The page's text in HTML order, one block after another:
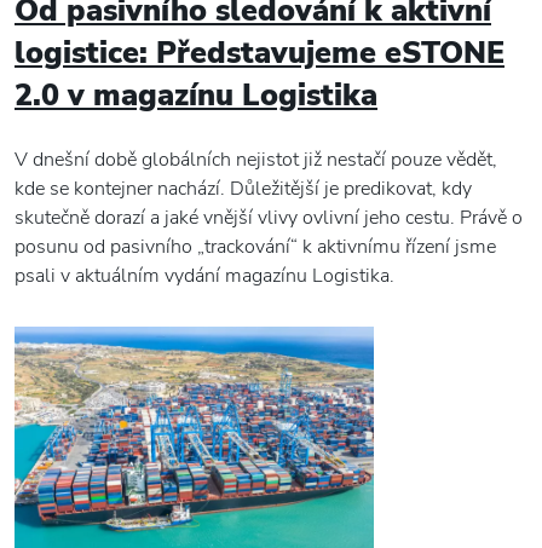
Od pasivního sledování k aktivní
logistice: Představujeme eSTONE
2.0 v magazínu Logistika
V dnešní době globálních nejistot již nestačí pouze vědět,
kde se kontejner nachází. Důležitější je predikovat, kdy
skutečně dorazí a jaké vnější vlivy ovlivní jeho cestu. Právě o
posunu od pasivního „trackování“ k aktivnímu řízení jsme
psali v aktuálním vydání magazínu Logistika.